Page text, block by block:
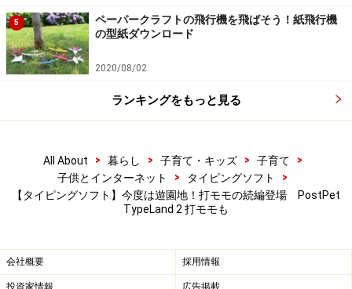
5
ペーパークラフトの飛行機を飛ばそう！紙飛行機
の型紙ダウンロード
2020/08/02
ランキングをもっと見る
All About > 暮らし > 子育て・キッズ > 子育て
>
子供とインターネット
> タイピングソフト
>
【タイピングソフト】今度は遊園地！打モモの続編登場 PostPet
TypeLand 2 打モモも
会社概要 採用情報